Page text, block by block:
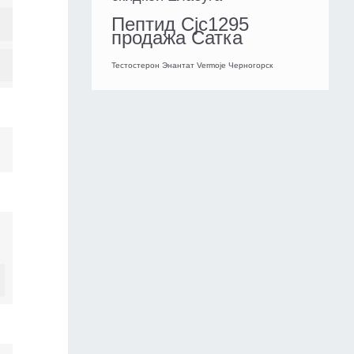
Пептид Cjc1295
продажа Сатка
Тестостерон Энантат Vermoje Черногорск